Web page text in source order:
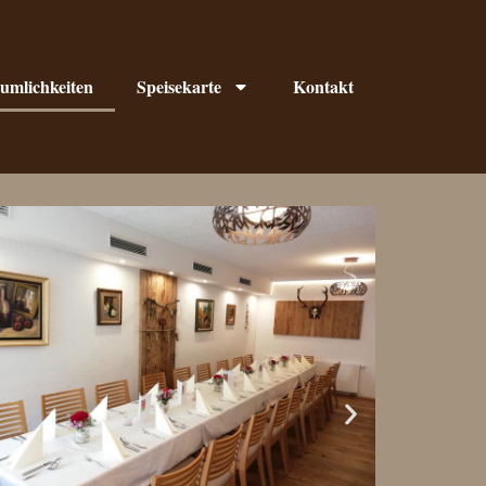
Speisekarte Kontakt